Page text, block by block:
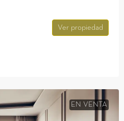
Ver propiedad
EN VENTA